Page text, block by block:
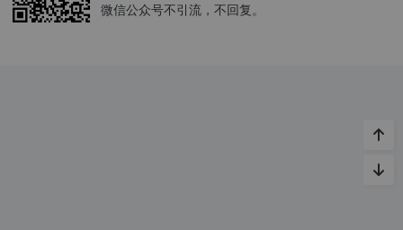
微信公众号不引流，不回复。